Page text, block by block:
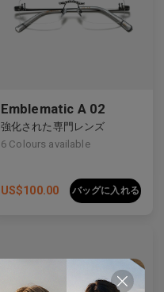
Emblematic A 02
強化された専門レンズ
6 Colours available
US$100.00 バッグに入れる